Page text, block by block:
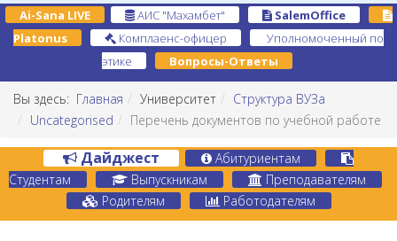
Ai-Sana LIVE АИС "Махамбет"
SalemOffice
Platonus
Комплаенс-офицер
Уполномоченный по
этике
Вопросы-Ответы
Вы здесь: Главная Университет
Структура ВУЗа
Uncategorised
Перечень документов по учебной работе
Дайджест
Абитуриентам
Студентам
Выпускникам
Преподавателям
Родителям
Работодателям